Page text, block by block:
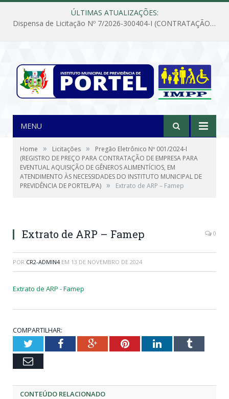
ÚLTIMAS ATUALIZAÇÕES:
Dispensa de Licitação Nº 7/2026-300404-I (CONTRATAÇÃO DE EMPRESA PARA MANUTENÇÃO E REPARAÇÃO DE APARELHOS DE AR CONDICIONADO, EM ATENDIMENTO ÀS NECESSIDADES DO INSTITUTO DE PREVIDÊNCIA MUNICIPAL DE PORTEL/PA)
MENU
Home » Licitações »
Pregão Eletrônico Nº 001/2024-I
(REGISTRO DE PREÇO PARA CONTRATAÇÃO DE EMPRESA PARA
EVENTUAL AQUISIÇÃO DE GÊNEROS ALIMENTÍCIOS, EM
ATENDIMENTO ÀS NECESSIDADES DO INSTITUTO MUNICIPAL DE
PREVIDÊNCIA DE PORTEL/PA) » Extrato de ARP – Famep
Extrato de ARP – Famep 0
POR CR2-ADMIN4 EM 13 DE NOVEMBRO DE 2024
Extrato de ARP - Famep
COMPARTILHAR:
TwitterFacebookGoogle+PinterestLinkedInTumblr
Email
CONTEÚDO RELACIONADO